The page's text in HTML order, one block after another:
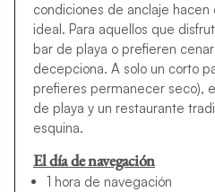
condiciones de anclaje
ideal. Para aquellos que
bar de playa o prefieren
decepciona. A solo un corto
prefieres permanecer seco),
de playa y un restaurante
esquina.
El día de navegación
1 hora de navegación